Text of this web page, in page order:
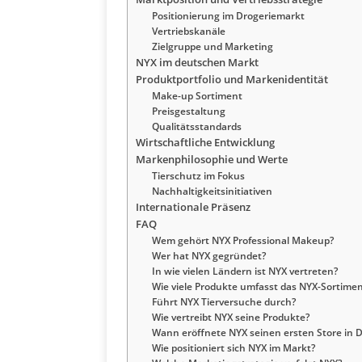
Positionierung im Drogeriemarkt
Vertriebskanäle
Zielgruppe und Marketing
NYX im deutschen Markt
Produktportfolio und Markenidentität
Make-up Sortiment
Preisgestaltung
Qualitätsstandards
Wirtschaftliche Entwicklung
Markenphilosophie und Werte
Tierschutz im Fokus
Nachhaltigkeitsinitiativen
Internationale Präsenz
FAQ
Wem gehört NYX Professional Makeup?
Wer hat NYX gegründet?
In wie vielen Ländern ist NYX vertreten?
Wie viele Produkte umfasst das NYX-
Führt NYX Tierversuche durch?
Wie vertreibt NYX seine Produkte?
Wann eröffnete NYX seinen ersten Store in
Wie positioniert sich NYX im Markt?